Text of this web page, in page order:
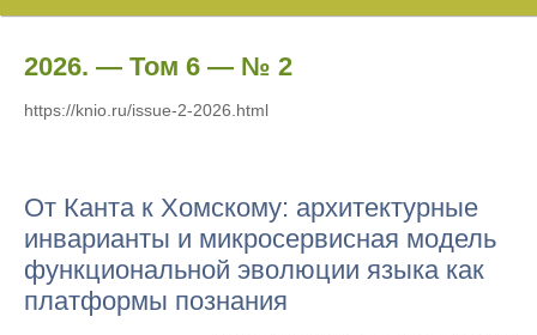
2026. — Том 6 — № 2
https://knio.ru/issue-2-2026.html
От Канта к Хомскому: архитектурные
инварианты и микросервисная модель
функциональной эволюции языка как
платформы познания